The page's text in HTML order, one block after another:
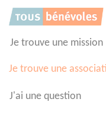
Je trouve une mission
Je trouve une
J'ai une question
Panneau de gestion des